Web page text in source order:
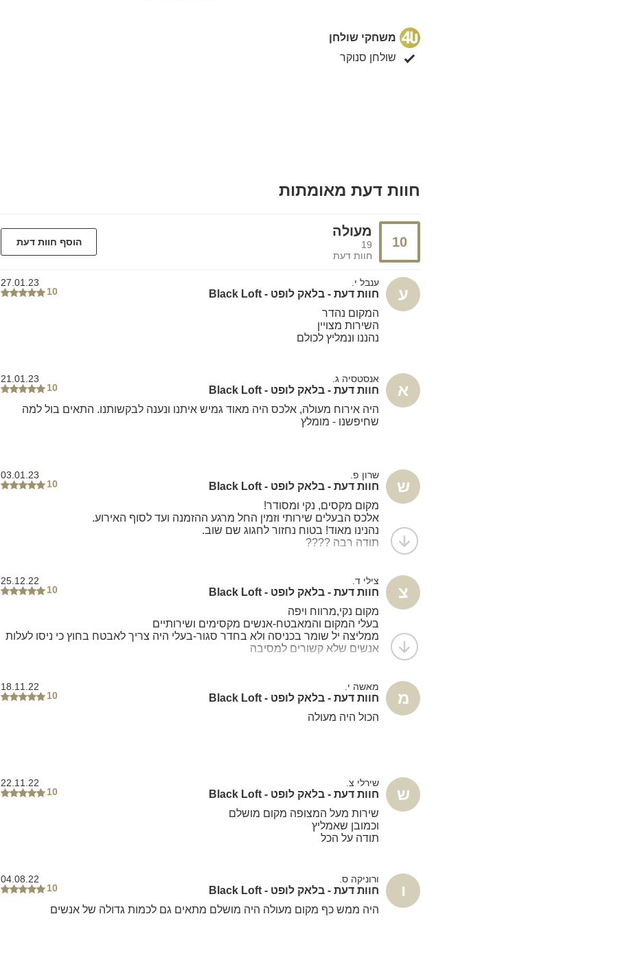
משחקי שולחן
שולחן סנוקר
חוות דעת מאומתות
10
מעולה
19
חוות דעת
הוסף חוות דעת
ע
ענבל י.
חוות דעת - בלאק לופט - Black Loft
27.01.23
10
המקום נהדר
השירות מצויין
נהננו ונמליץ לכולם
א
אנסטסיה ג.
חוות דעת - בלאק לופט - Black Loft
21.01.23
10
היה אירוח מעולה, אלכס היה מאוד גמיש איתנו ונענה לבקשותנו. התאים בול למה
שחיפשנו - מומלץ
ש
שרון פ.
חוות דעת - בלאק לופט - Black Loft
03.01.23
10
מקום מקסים, נקי ומסודר!
אלכס הבעלים שירותי וזמין החל מרגע ההזמנה ועד לסוף האירוע.
נהנינו מאוד! בטוח נחזור לחגוג שם שוב.
תודה רבה ????
צ
צילי ד.
חוות דעת - בלאק לופט - Black Loft
25.12.22
10
מקום נקי,מרווח ויפה
בעלי המקום והמאבטח-אנשים מקסימים ושירותיים
ממליצה יל שומר בכניסה ולא בחדר סגור-בעלי היה צריך לאבטח בחוץ כי ניסו לעלות
אנשים שלא קשורים למסיבה
מ
מאשה י.
חוות דעת - בלאק לופט - Black Loft
18.11.22
10
הכול היה מעולה
ש
שירלי צ.
חוות דעת - בלאק לופט - Black Loft
22.11.22
10
שירות מעל המצופה מקום מושלם
וכמובן שאמליץ
תודה על הכל
ו
ורוניקה ס.
חוות דעת - בלאק לופט - Black Loft
04.08.22
10
היה ממש כף מקום מעולה היה מושלם מתאים גם לכמות גדולה של אנשים